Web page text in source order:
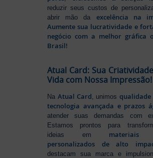
reduzir seus custos de
abrir mão da excelência na
Aumente sua lucratividade e
negócio com a melhor gráfica
Brasil!
Atual Card: Sua
Vida com Nossa Impressão!
Na Atual Card , unimos qualidade
tecnologia avançada e prazos
atender suas demandas com
Estamos prontos para
ideias em materiais
personalizados de alto
destacam sua marca e